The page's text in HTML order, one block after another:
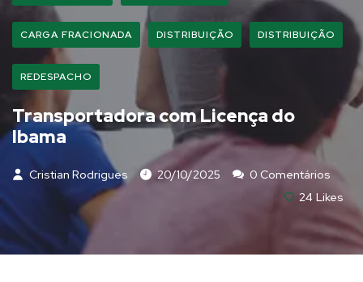
CARGA FRACIONADA DISTRIBUIÇÃO DISTRIBUIÇÃO
REDESPACHO
Transportadora com Licença do
Ibama
Cristian Rodrigues 20/10/2025
0 Comentários
24 Likes